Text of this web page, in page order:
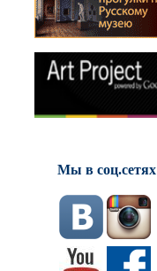
Мы в соц.сетях